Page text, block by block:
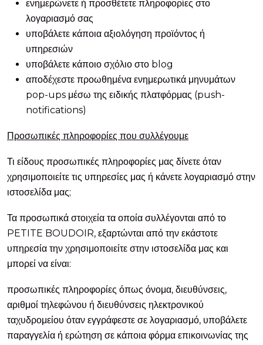
ενημερώνετε ή προσθέτετε πληροφορίες στο
λογαριασμό σας
υποβάλετε κάποια αξιολόγηση προϊόντος ή
υπηρεσιών
υποβάλετε κάποιο σχόλιο στο blog
αποδέχεστε προωθημένα ενημερωτικά μηνυμάτων
pop-ups μέσω της ειδικής πλατφόρμας (push-
notifications)
Προσωπικές πληροφορίες που συλλέγουμε
Τι είδους προσωπικές πληροφορίες μας δίνετε όταν
χρησιμοποιείτε τις υπηρεσίες μας ή κάνετε λογαριασμό στην
ιστοσελίδα μας;
Τα προσωπικά στοιχεία τα οποία συλλέγονται από το
PETITE BOUDOIR, εξαρτώνται από την εκάστοτε
υπηρεσία την χρησιμοποιείτε στην ιστοσελίδα μας και
μπορεί να είναι:
προσωπικές πληροφορίες όπως όνομα, διευθύνσεις,
αριθμοί τηλεφώνου ή διευθύνσεις ηλεκτρονικού
ταχυδρομείου όταν εγγράφεστε σε λογαριασμό, υποβάλετε
παραγγελία ή ερώτηση σε κάποια φόρμα επικοινωνίας της